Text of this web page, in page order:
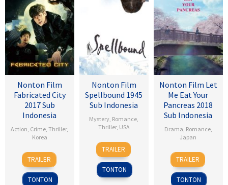
Nonton Film
Fabricated City
2017 Sub
Indonesia
Action, Crime,Thriller,
Korea
9
Feb
2017
Lee
Hu-
bin
TRAILER
TONTON
Nonton Film
Spellbound 1945
Sub Indonesia
Mystery, Romance,
Thriller, USA
8
Nov
1945
Alfred
Hitchcock
TRAILER
TONTON
Nonton Film Let
Me Eat Your
Pancreas 2018
Sub Indonesia
Drama, Romance,
Japan
28
Jul
2017
Sho
Tsukikawa
TRAILER
TONTON